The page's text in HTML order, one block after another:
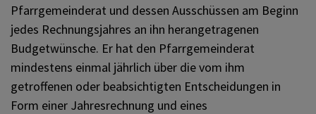
Pfarrgemeinderat und dessen Ausschüssen am Beginn
jedes Rechnungsjahres an ihn herangetragenen
Budgetwünsche. Er hat den Pfarrgemeinderat
mindestens einmal jährlich über die vom ihm
getroffenen oder beabsichtigten Entscheidungen in
Form einer Jahresrechnung und eines